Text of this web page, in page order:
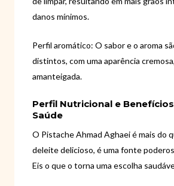
danos mínimos.
Perfil aromático: O sabor e o aroma
distintos, com uma aparência
amanteigada.
Perfil Nutricional e
Saúde
O Pistache Ahmad Aghaei é mais do
deleite delicioso, é uma fonte
Eis o que o torna uma escolha